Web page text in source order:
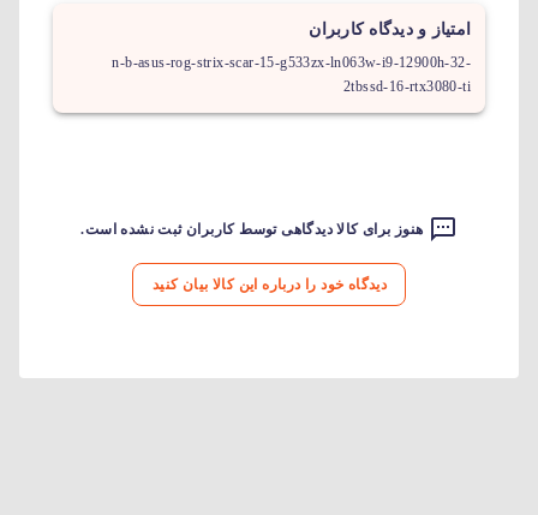
امتیاز و دیدگاه کاربران
n-b-asus-rog-strix-scar-15-g533zx-ln063w-i9-12900h-32-
2tbssd-16-rtx3080-ti
هنوز برای کالا دیدگاهی توسط کاربران ثبت نشده است.
دیدگاه خود را درباره این کالا بیان کنید